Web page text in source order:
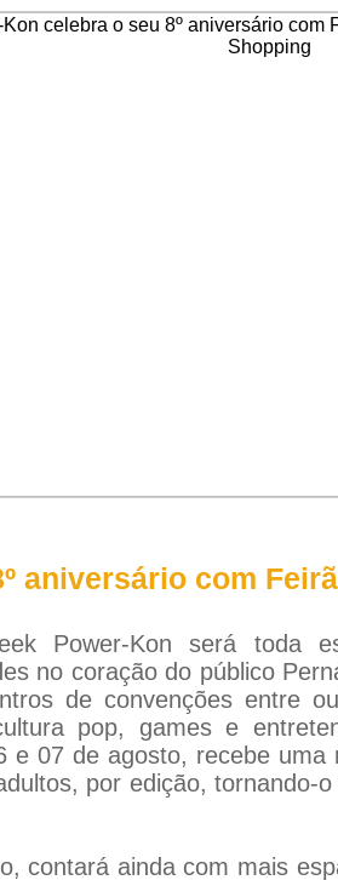
aniversário com
Power-Kon será toda
no coração do público
de convenções entre
pop, games e
e 07 de agosto, recebe
por edição,
contará ainda com mais